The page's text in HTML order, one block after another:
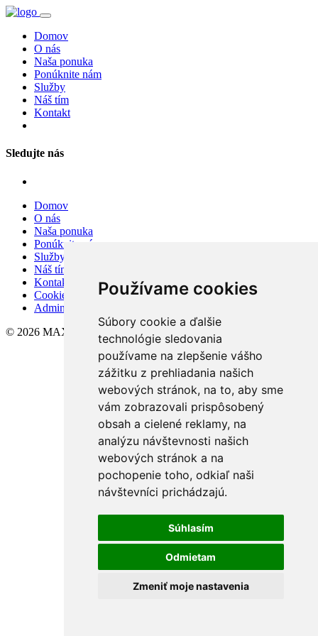
Používame cookies
Súbory cookie a ďalšie
technológie sledovania
používame na zlepšenie vášho
zážitku z prehliadania našich
webových stránok, na to, aby sme
vám zobrazovali prispôsobený
obsah a cielené reklamy, na
analýzu návštevnosti našich
webových stránok a na
pochopenie toho, odkiaľ naši
návštevníci prichádzajú.
Súhlasím
Odmietam
Zmeniť moje nastavenia
Domov
O nás
Naša ponuka
Ponúknite nám
Služby
Náš tím
Kontakt
Sledujte nás
Domov
O nás
Naša ponuka
Ponúknite nám
Služby
Náš tím
Kontakt
Cookies
Admin
© 2026 MAXXIMA